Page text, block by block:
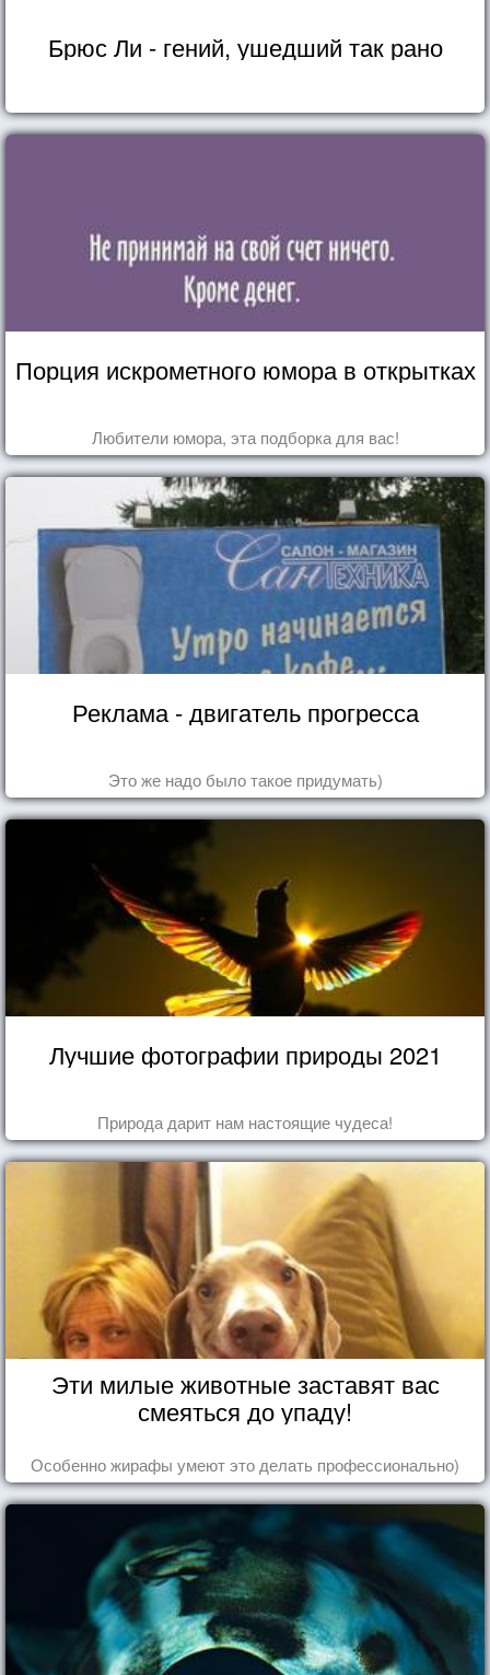
Брюс Ли - гений, ушедший так рано
Порция искрометного юмора в открытках
Любители юмора, эта подборка для вас!
Реклама - двигатель прогресса
Это же надо было такое придумать)
Лучшие фотографии природы 2021
Природа дарит нам настоящие чудеса!
Эти милые животные заставят вас
смеяться до упаду!
Особенно жирафы умеют это делать профессионально)